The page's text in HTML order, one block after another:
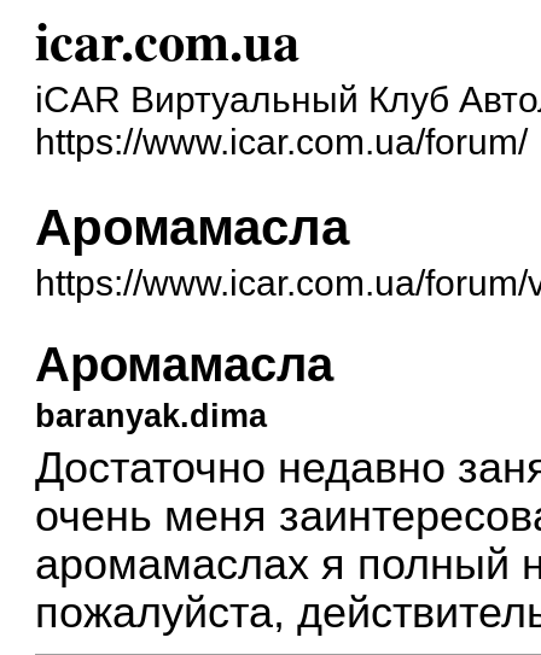
icar.com.ua
iCAR Виртуальный Клуб
https://www.icar.com.ua/forum/
Аромамасла
https://www.icar.com.ua/
Аромамасла
baranyak.dima
Достаточно недавно
очень меня
аромамаслах я полный
пожалуйста,